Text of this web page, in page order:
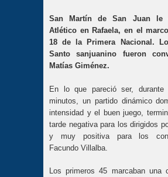
San Martín de San Juan le
Atlético en Rafaela, en el
18 de la Primera Nacional.
Santo sanjuanino fueron
Matías Giménez.
En lo que pareció ser, durante
minutos, un partido dinámico
intensidad y el buen juego,
tarde negativa para los dirigidos
y muy positiva para los
Facundo Villalba.
Los primeros 45 marcaban una